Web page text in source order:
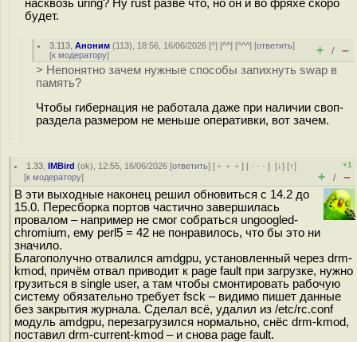
насквозь uring? Ну rust разве что, но он и во фряхе скоро
будет.
3.113 ,Аноним (113), 18:56, 16/06/2026 [^] [^^] [^^^] [ответить]
[к модератору] + / –
> Непонятно зачем нужные способы запихнуть swap в
память?
Чтобы гибернация не работала даже при наличии своп-
раздела размером не меньше оперативки, вот зачем.
1.33 ,IMBird (ok), 12:55, 16/06/2026 [ответить] [ ﹢﹢﹢] [ · · ·][↓] [↑]
[к модератору]
+1
+ / –
В эти выходные наконец решил обновиться с 14.2 до
15.0. Пересборка портов частично завершилась
провалом – например не смог собраться ungoogled-
chromium, ему perl5 = 42 не понравилось, что бы это ни
значило.
Благополучно отвалился amdgpu, установленный через drm-
kmod, причём отвал приводит к page fault при загрузке, нужно
грузиться в single user, а там чтобы смонтировать рабочую
систему обязательно требует fsck – видимо пишет данные
без закрытия журнала. Сделал всё, удалил из /etc/rc.conf
модуль amdgpu, перезагрузился нормально, снёс drm-kmod,
поставил drm-current-kmod – и снова page fault.